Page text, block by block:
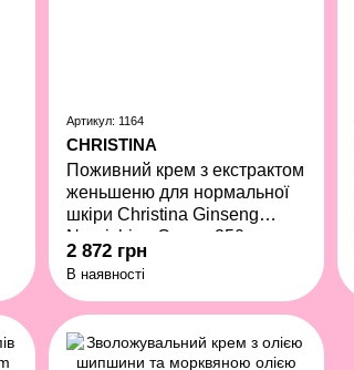
Артикул: 1164
CHRISTINA
Поживний крем з екстрактом
женьшеню для нормальної
шкіри Christina Ginseng
Nourishing Cream 250 мл
2 872 грн
В наявності